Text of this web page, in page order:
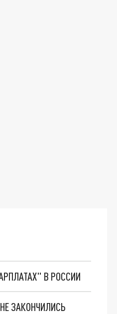
В РОССИИ
ЗАКОНЧИЛИСЬ